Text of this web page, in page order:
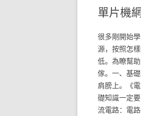
單片機
很多剛開始
源，按照怎
低。為瞭幫
傢。一、基
肩膀上。《
礎知識一定
流電路：電